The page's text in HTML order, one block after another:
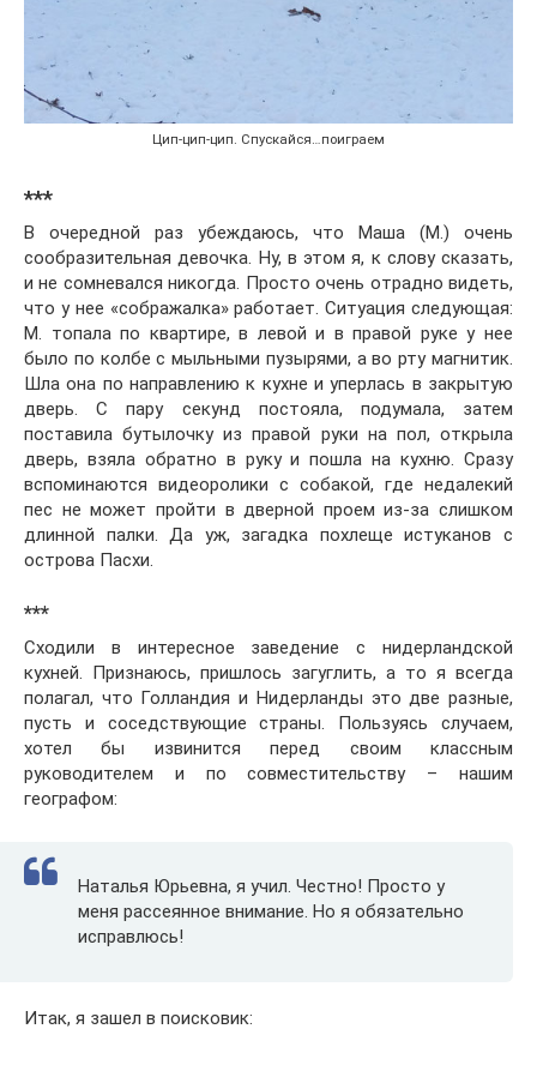
Цип-цип-цип. Спускайся…поиграем
***
В очередной раз убеждаюсь, что Маша (М.) очень
сообразительная девочка. Ну, в этом я, к слову сказать,
и не сомневался никогда. Просто очень отрадно видеть,
что у нее «сображалка» работает. Ситуация следующая:
М. топала по квартире, в левой и в правой руке у нее
было по колбе с мыльными пузырями, а во рту магнитик.
Шла она по направлению к кухне и уперлась в закрытую
дверь. С пару секунд постояла, подумала, затем
поставила бутылочку из правой руки на пол, открыла
дверь, взяла обратно в руку и пошла на кухню. Сразу
вспоминаются видеоролики с собакой, где недалекий
пес не может пройти в дверной проем из-за слишком
длинной палки. Да уж, загадка похлеще истуканов с
острова Пасхи.
***
Сходили в интересное заведение с нидерландской
кухней. Признаюсь, пришлось загуглить, а то я всегда
полагал, что Голландия и Нидерланды это две разные,
пусть и соседствующие страны. Пользуясь случаем,
хотел бы извинится перед своим классным
руководителем и по совместительству – нашим
географом:
Наталья Юрьевна, я учил. Честно! Просто у
меня рассеянное внимание. Но я обязательно
исправлюсь!
Итак, я зашел в поисковик: